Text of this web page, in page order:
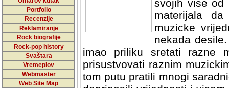
Portfolio
Recenzije
Reklamiranje
Rock biografije
Rock-pop history
Svaštara
Vremeplov
Webmaster
Web Site Map
svojih vise od
materijala
muzicke
nekada
imao priliku sretati razne
prisustvovati raznim
tom putu pratili mnogi